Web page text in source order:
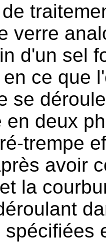
verre
d'un sel
ce que
se
en deux
trempe
avoir
la
spécifiées